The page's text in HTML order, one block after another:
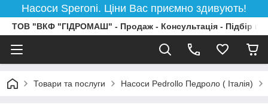
Насоси Speroni. Ціни Вас приємно здивують!
ТОВ "ВКФ "ГІДРОМАШ" - Продаж - Консультація - Підбір
Товари та послуги Насоси Pedrollo Педроло ( Італія)